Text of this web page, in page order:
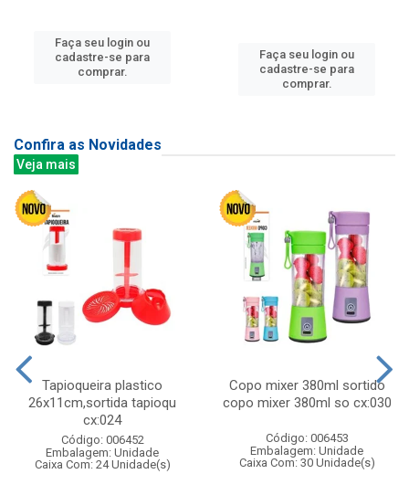
Faça seu login ou
cadastre-se para
comprar.
Faça seu login ou
cadastre-se para
comprar.
Confira as Novidades
Veja mais
Tapioqueira plastico
26x11cm,sortida tapioqu
cx:024
Código: 006452
Embalagem: Unidade
Caixa Com: 24 Unidade(s)
Copo mixer 380ml sortido
copo mixer 380ml so cx:030
Código: 006453
Embalagem: Unidade
Caixa Com: 30 Unidade(s)